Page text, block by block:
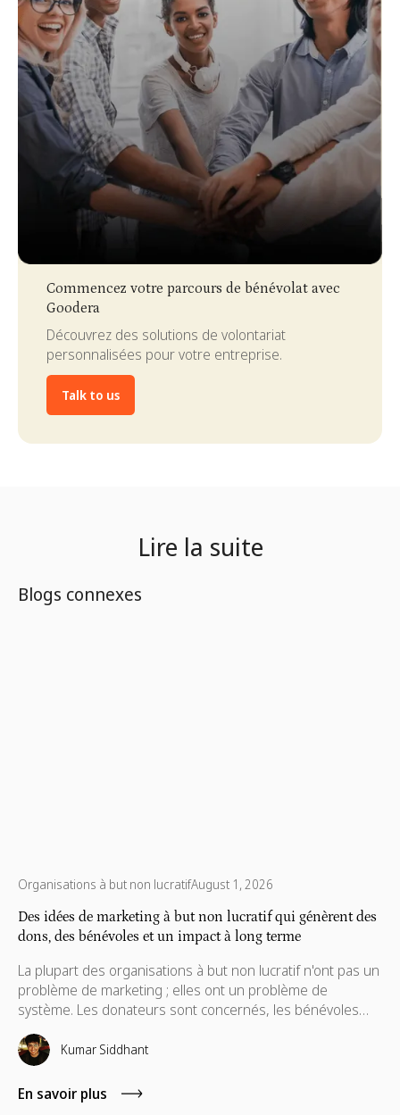
Commencez votre parcours de bénévolat avec
Goodera
Découvrez des solutions de volontariat
personnalisées pour votre entreprise.
Talk to us
Lire la suite
Blogs connexes
Organisations à but non lucratifAugust 1, 2026
Des idées de marketing à but non lucratif qui génèrent des
dons, des bénévoles et un impact à long terme
La plupart des organisations à but non lucratif n'ont pas un
problème de marketing ; elles ont un problème de
système. Les donateurs sont concernés, les bénévoles
répondent présents, mais l'engagement ne dure pas
toujours. Ce guide détaille des idées marketing pratiques
pour construire un impact à long terme.
Kumar Siddhant
En savoir plus